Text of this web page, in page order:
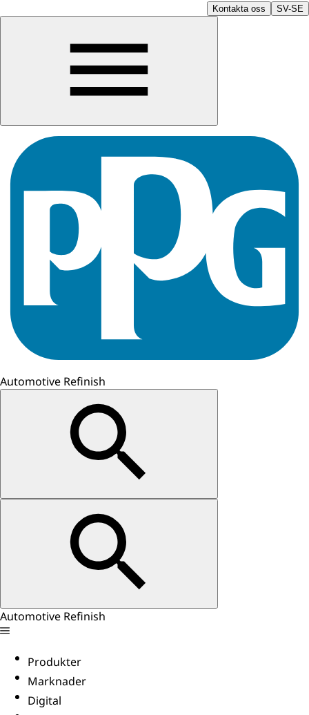
Kontakta oss SV-SE
Automotive Refinish
Automotive Refinish
Produkter
Marknader
Digital